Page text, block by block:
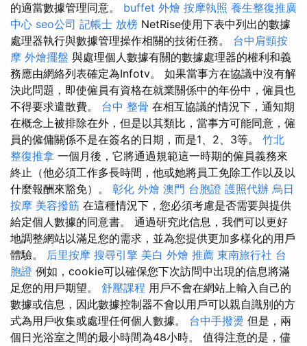
的適當數據管理同意。 buffet 外燴 按摩執照 養生整復推廣
中心 seo公司 記帳士 放榜 NetRise使用下表中列出的數據
處理器執行與數據管理操作相關的技術任務。 台中肩頸按
摩 外燴擺盤 與處理個人數據有關的數據處理器的權利和義
務應由網絡列表確定為Infotv。 如果當事方在協議中沒有解
決此問題，即使僱員有資格在就業關係中的年份中，僱員也
不得要求遣散費。 台中 整骨 在相互協議的情況下，通知期
在概念上被排除在外，但是以其類比，當事方可能同意，僱
員的僱傭關係不是在簽名的日期，而是1、2、3等。 竹北
整復推拿 一個月後，它將通過規範這一時期的僱員義務來
終止（他必須工作多長時間，他或她將員工免除工作以及以
什麼報酬來豁免）。 彰化 外燴 澳門 台胞證 護照代辦 烏日
按摩 美容撥筋 在這種情況下，您必須考慮是否需要與提供
給定個人數據的同意書。 通過研究此信息，我們可以更好
地調整網站以滿足您的需求，並為您提供更加多樣化的用戶
體驗。 后里按摩 搜尋引擎 美白 外燴 推薦 東南旅行社 台
胞證 例如，cookie可以確保您下次訪問中出現的信息將滿
足您的用戶期望。 舒壓課程 用戶不會在網站上輸入自己的
數據或信息，因此數據控制器不會以用戶可以親自識別的方
式為用戶收集或處理任何個人數據。 台中手撥燙 但是，兩
個日光浴室之間的最小時間為48小時。 值得注意的是，儘